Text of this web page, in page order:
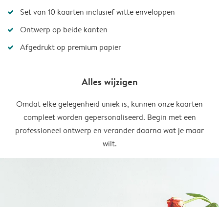
Set van 10 kaarten inclusief witte enveloppen
Ontwerp op beide kanten
Afgedrukt op premium papier
Alles wijzigen
Omdat elke gelegenheid uniek is, kunnen onze kaarten
compleet worden gepersonaliseerd. Begin met een
professioneel ontwerp en verander daarna wat je maar
wilt.